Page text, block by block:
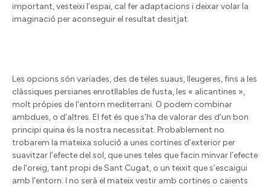
important, vesteixi l’espai, cal fer adaptacions i deixar volar la
imaginació per aconseguir el resultat desitjat.
Les opcions són variades, des de teles suaus, lleugeres, fins a les
clàssiques persianes enrotllables de fusta, les « alicantines »,
molt pròpies de l’entorn mediterrani. O podem combinar
ambdues, o d’altres. El fet és que s’ha de valorar des d’un bon
principi quina és la nostra necessitat. Probablement no
trobarem la mateixa solució a unes cortines d’exterior per
suavitzar l’efecte del sol, que unes teles que facin minvar l’efecte
de l’oreig, tant propi de Sant Cugat, o un teixit que s’escaigui
amb l’entorn. I no serà el mateix vestir amb cortines o caients